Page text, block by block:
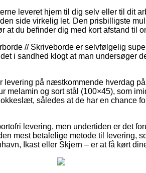
leveret hjem til dig selv eller til dit
side virkelig let. Den prisbilligste
at du befinder dig med kort afstand til
// Skriveborde er selvfølgelig
i sandhed klogt at man undersøger
på næstkommende hverdag
melamin og sort stål (100×45), som
således at de har en chance
levering, men undertiden er det
mest betalelige metode til levering,
Ikast eller Skjern – er at få kørt